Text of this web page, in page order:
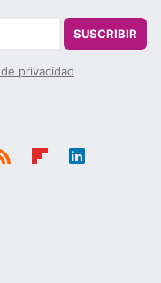
SUSCRIBIR
privacidad